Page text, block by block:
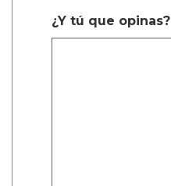
¿Y tú que opinas?